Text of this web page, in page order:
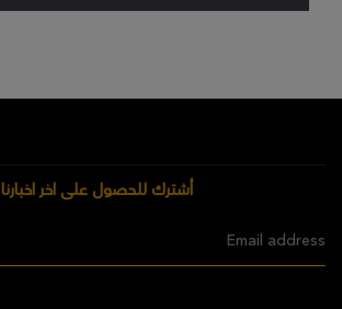
أشترك للحصول على اخر اخبارنا